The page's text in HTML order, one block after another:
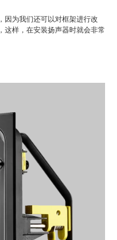
因为我们还可以对框架进行改
这样，在安装扬声器时就会非常